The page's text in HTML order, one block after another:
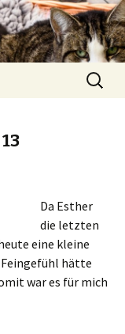
Suchen
nach:
Da Esther
die letzten
eine kleine
hätte
war es für mich